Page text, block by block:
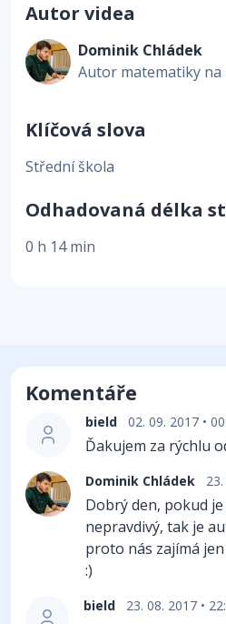
Autor videa
Dominik Chládek
Autor matematiky na
Klíčová slova
Střední škola
Odhadovaná délka
0 h 14 min
Komentáře
bield 02. 09. 2017 •
Ďakujem za rýchlu
Dominik Chládek
Dobrý den, pokud
nepravdivý, tak je
proto nás zajímá
:)
bield 23. 08. 2017 •